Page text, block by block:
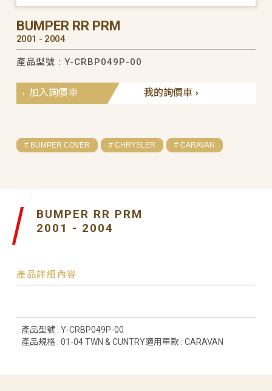
BUMPER RR PRM
2001 - 2004
產品型號 : Y-CRBP049P-00
我的詢價車
加入詢價車
# BUMPER COVER # CHRYSLER # CARAVAN
BUMPER RR PRM
2001 - 2004
產品詳細內容
產品型號 : Y-CRBP049P-00
產品規格 : 01-04 TWN & CUNTRY適用車款 : CARAVAN